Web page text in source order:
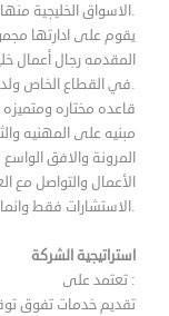
الاسواق الخليجية منها الاماراتية والسعودية والقطرية والبحرين.
المقدمه رجال أعمال
في القطاع الخاص ولديهم خبرات استشارية متميزة.
مبنيه على المهنيه
الأعمال والتواصل مع
الاستشارات فقط وانما تحقيقها إحصائياً وكمياً.
استراتيجية الشركة
تعتمد على :
* تقديم خدمات تفوق